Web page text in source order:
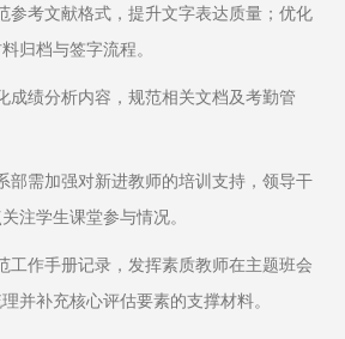
参考文献格式，提升文字表达质量；优化
归档与签字流程。
成绩分析内容，规范相关文档及考勤管
部需加强对新进教师的培训支持，领导干
注学生课堂参与情况。
工作手册记录，发挥素质教师在主题班会
并补充核心评估要素的支撑材料。